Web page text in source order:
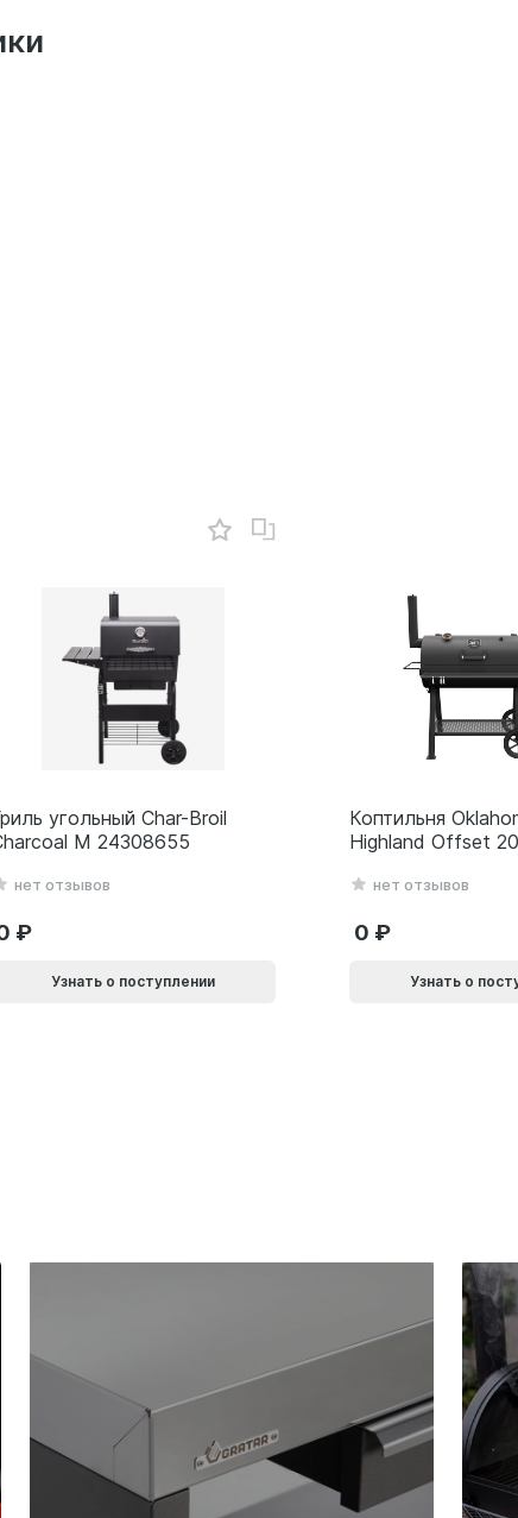
угольный Char-Broil
M 24308655
нет отзывов
Узнать о поступлении
Коптильня
Highland Offset
нет отзывов
0
Узнать о